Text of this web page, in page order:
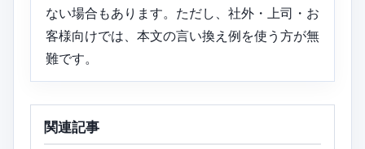
ない場合もあります。ただし、社外・上司・お
客様向けでは、本文の言い換え例を使う方が無
難です。
関連記事